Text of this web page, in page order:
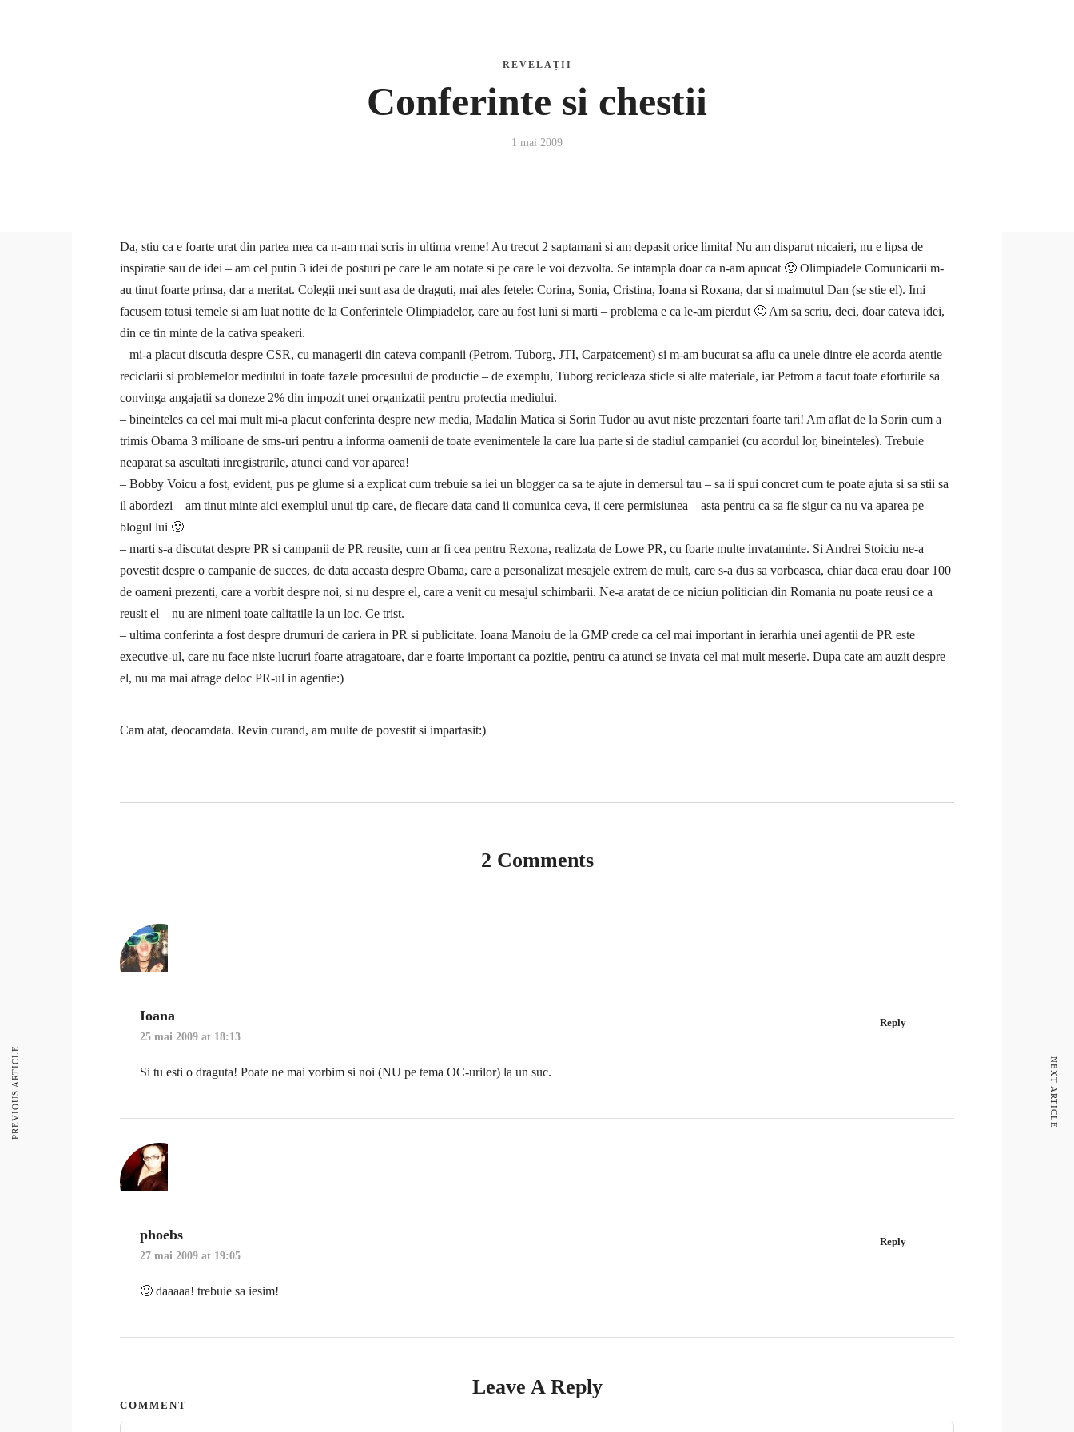
REVELAȚII
Conferinte si chestii
1 mai 2009
Da, stiu ca e foarte urat din partea mea ca n-am mai scris in ultima vreme! Au trecut 2 saptamani si am depasit orice limita! Nu am disparut nicaieri, nu e lipsa de
inspiratie sau de idei – am cel putin 3 idei de posturi pe care le am notate si pe care le voi dezvolta. Se intampla doar ca n-am apucat 🙂 Olimpiadele Comunicarii m-
au tinut foarte prinsa, dar a meritat. Colegii mei sunt asa de draguti, mai ales fetele: Corina, Sonia, Cristina, Ioana si Roxana, dar si maimutul Dan (se stie el). Imi
facusem totusi temele si am luat notite de la Conferintele Olimpiadelor, care au fost luni si marti – problema e ca le-am pierdut 🙂 Am sa scriu, deci, doar cateva idei,
din ce tin minte de la cativa speakeri.
– mi-a placut discutia despre CSR, cu managerii din cateva companii (Petrom, Tuborg, JTI, Carpatcement) si m-am bucurat sa aflu ca unele dintre ele acorda atentie
reciclarii si problemelor mediului in toate fazele procesului de productie – de exemplu, Tuborg recicleaza sticle si alte materiale, iar Petrom a facut toate eforturile sa
convinga angajatii sa doneze 2% din impozit unei organizatii pentru protectia mediului.
– bineinteles ca cel mai mult mi-a placut conferinta despre new media, Madalin Matica si Sorin Tudorau avut niste prezentari foarte tari! Am aflat de la Sorin cum a
trimis Obama 3 milioane de sms-uri pentru a informa oamenii de toate evenimentele la care lua parte si de stadiul campaniei (cu acordul lor, bineinteles). Trebuie
neaparat sa ascultati inregistrarile, atunci cand vor aparea!
– Bobby Voicu a fost, evident, pus pe glume si a explicat cum trebuie sa iei un blogger ca sa te ajute in demersul tau – sa ii spui concret cum te poate ajuta si sa stii sa
il abordezi – am tinut minte aici exemplul unui tip care, de fiecare data cand ii comunica ceva, ii cere permisiunea – asta pentru ca sa fie sigur ca nu va aparea pe
blogul lui 🙂
– marti s-a discutat despre PR si campanii de PR reusite, cum ar fi cea pentru Rexona, realizata de Lowe PR, cu foarte multe invataminte. Si Andrei Stoiciu ne-a
povestit despre o campanie de succes, de data aceasta despre Obama, care a personalizat mesajele extrem de mult, care s-a dus sa vorbeasca, chiar daca erau doar 100
de oameni prezenti, care a vorbit despre noi, si nu despre el, care a venit cu mesajul schimbarii. Ne-a aratat de ce niciun politician din Romania nu poate reusi ce a
reusit el – nu are nimeni toate calitatile la un loc. Ce trist.
– ultima conferinta a fost despre drumuri de cariera in PR si publicitate. Ioana Manoiu de la GMP crede ca cel mai important in ierarhia unei agentii de PR este
executive-ul, care nu face niste lucruri foarte atragatoare, dar e foarte important ca pozitie, pentru ca atunci se invata cel mai mult meserie. Dupa cate am auzit despre
el, nu ma mai atrage deloc PR-ul in agentie:)
Cam atat, deocamdata. Revin curand, am multe de povestit si impartasit:)
2 Comments
Ioana
25 mai 2009 at 18:13
Reply
Si tu esti o draguta! Poate ne mai vorbim si noi (NU pe tema OC-urilor) la un suc.
phoebs
27 mai 2009 at 19:05
Reply
🙂 daaaaa! trebuie sa iesim!
Leave A Reply
COMMENT
PREVIOUS ARTICLE NEXT ARTICLE